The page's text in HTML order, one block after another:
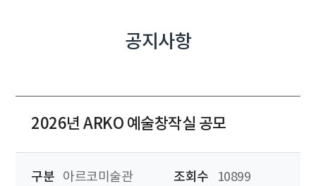
공지사항
2026년 ARKO 예술창작실 공모
구분 아르코미술관 조회수
10899